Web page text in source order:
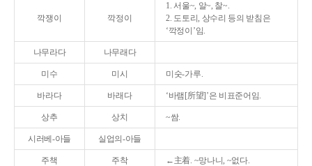
깍쟁이 깍정이
1. 서울~, 알~, 찰~.
2. 도토리, 상수리 등의 받침은
‘깍정이’임.
나무라다 나무래다
미수 미시 미숫-가루.
바라다 바래다 ‘바램[所望]’은 비표준어임.
상추 상치 ~쌈.
시러베-아들 실업의-아들
주책 주착 ←主着. ~망나니, ~없다.